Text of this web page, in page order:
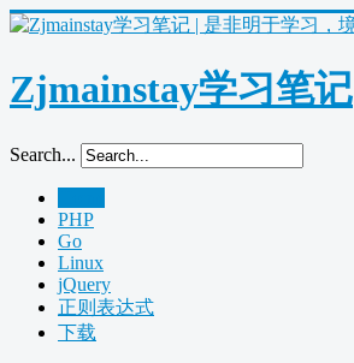
Zjmainstay学习笔记
Search...
PHP
Go
Linux
jQuery
正则表达式
下载